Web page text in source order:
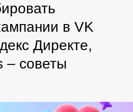
в VK
Директе,
– советы